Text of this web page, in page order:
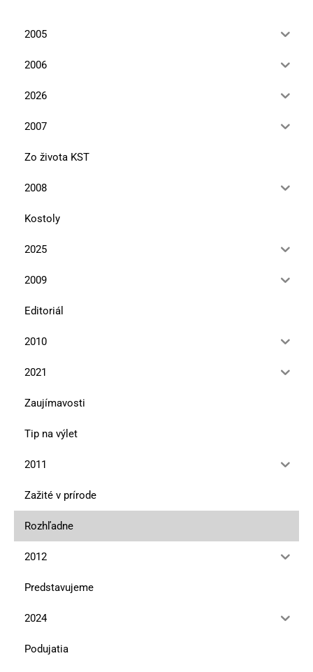
2005
2006
2026
2007
Zo života KST
2008
Kostoly
2025
2009
Editoriál
2010
2021
Zaujímavosti
Tip na výlet
2011
Zažité v prírode
Rozhľadne
2012
Predstavujeme
2024
Podujatia